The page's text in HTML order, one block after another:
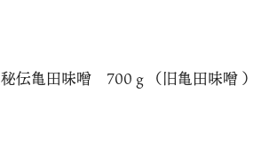
伝亀田味噌 700ｇ（旧亀田味噌 ）